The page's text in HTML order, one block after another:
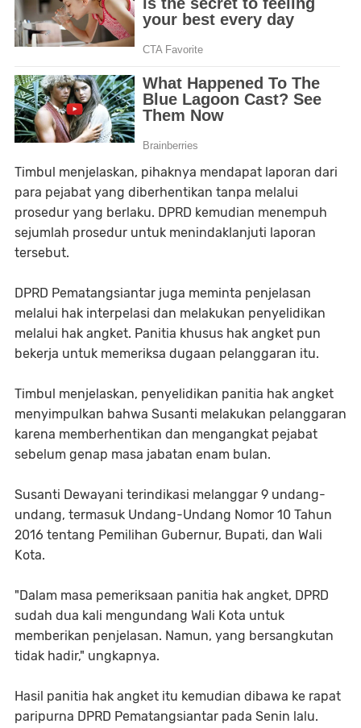
Timbul menjelaskan, pihaknya mendapat laporan dari
para pejabat yang diberhentikan tanpa melalui
prosedur yang berlaku. DPRD kemudian menempuh
sejumlah prosedur untuk menindaklanjuti laporan
tersebut.
DPRD Pematangsiantar juga meminta penjelasan
melalui hak interpelasi dan melakukan penyelidikan
melalui hak angket. Panitia khusus hak angket pun
bekerja untuk memeriksa dugaan pelanggaran itu.
Timbul menjelaskan, penyelidikan panitia hak angket
menyimpulkan bahwa Susanti melakukan pelanggaran
karena memberhentikan dan mengangkat pejabat
sebelum genap masa jabatan enam bulan.
Susanti Dewayani terindikasi melanggar 9 undang-
undang, termasuk Undang-Undang Nomor 10 Tahun
2016 tentang Pemilihan Gubernur, Bupati, dan Wali
Kota.
"Dalam masa pemeriksaan panitia hak angket, DPRD
sudah dua kali mengundang Wali Kota untuk
memberikan penjelasan. Namun, yang bersangkutan
tidak hadir," ungkapnya.
Hasil panitia hak angket itu kemudian dibawa ke rapat
paripurna DPRD Pematangsiantar pada Senin lalu.